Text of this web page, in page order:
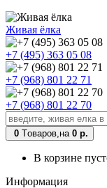
Живая ёлка
+7 (495) 363 05 08
+7 (968) 801 22 71
+7 (968) 801 22 70
0 Tоваров,на 0 р.
В корзине
Информация